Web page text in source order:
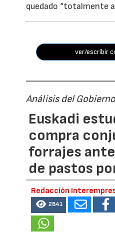
quedado “totalmente
ver/escribir
Análisis del
Euskadi
compra
forrajes
de pastos
Redacción
2841